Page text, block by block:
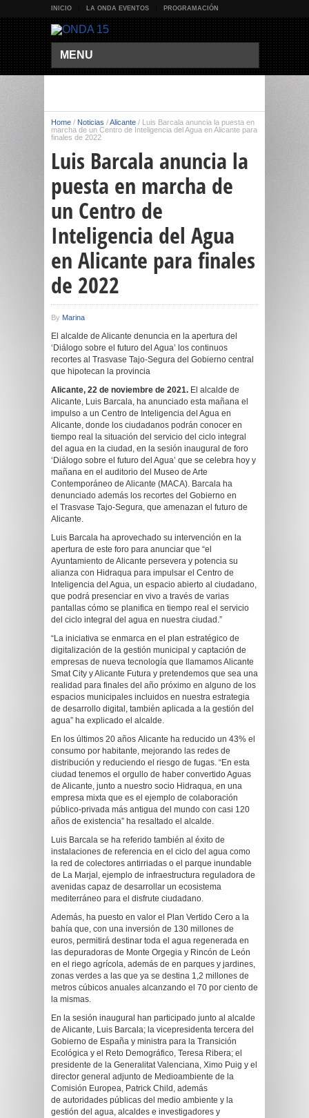
INICIO LA ONDA EVENTOS PROGRAMACIÓN
MENU
Home / Noticias /Alicante / Luis Barcala anuncia la puesta en
marcha de un Centro de Inteligencia del Agua en Alicante para
finales de 2022
Luis Barcala anuncia la
puesta en marcha de
un Centro de
Inteligencia del Agua
en Alicante para finales
de 2022
By Marina
El alcalde de Alicante denuncia en la apertura del
‘Diálogo sobre el futuro del Agua’ los continuos
recortes al Trasvase Tajo-Segura del Gobierno central
que hipotecan la provincia
Alicante, 22 de noviembre de 2021. El alcalde de
Alicante, Luis Barcala, ha anunciado esta mañana el
impulso a un Centro de Inteligencia del Agua en
Alicante, donde los ciudadanos podrán conocer en
tiempo real la situación del servicio del ciclo integral
del agua en la ciudad, en la sesión inaugural de foro
‘Diálogo sobre el futuro del Agua’ que se celebra hoy y
mañana en el auditorio del Museo de Arte
Contemporáneo de Alicante (MACA). Barcala ha
denunciado además los recortes del Gobierno en
el Trasvase Tajo-Segura, que amenazan el futuro de
Alicante.
Luis Barcala ha aprovechado su intervención en la
apertura de este foro para anunciar que “el
Ayuntamiento de Alicante persevera y potencia su
alianza con Hidraqua para impulsar el Centro de
Inteligencia del Agua, un espacio abierto al ciudadano,
que podrá presenciar en vivo a través de varias
pantallas cómo se planifica en tiempo real el servicio
del ciclo integral del agua en nuestra ciudad.”
“La iniciativa se enmarca en el plan estratégico de
digitalización de la gestión municipal y captación de
empresas de nueva tecnología que llamamos Alicante
Smat City y Alicante Futura y pretendemos que sea una
realidad para finales del año próximo en alguno de los
espacios municipales incluidos en nuestra estrategia
de desarrollo digital, también aplicada a la gestión del
agua” ha explicado el alcalde.
En los últimos 20 años Alicante ha reducido un 43% el
consumo por habitante, mejorando las redes de
distribución y reduciendo el riesgo de fugas. “En esta
ciudad tenemos el orgullo de haber convertido Aguas
de Alicante, junto a nuestro socio Hidraqua, en una
empresa mixta que es el ejemplo de colaboración
público-privada más antigua del mundo con casi 120
años de existencia” ha resaltado el alcalde.
Luis Barcala se ha referido también al éxito de
instalaciones de referencia en el ciclo del agua como
la red de colectores antirriadas o el parque inundable
de La Marjal, ejemplo de infraestructura reguladora de
avenidas capaz de desarrollar un ecosistema
mediterráneo para el disfrute ciudadano.
Además, ha puesto en valor el Plan Vertido Cero a la
bahía que, con una inversión de 130 millones de
euros, permitirá destinar toda el agua regenerada en
las depuradoras de Monte Orgegia y Rincón de León
en el riego agrícola, además de en parques y jardines,
zonas verdes a las que ya se destina 1,2 millones de
metros cúbicos anuales alcanzando el 70 por ciento de
la mismas.
En la sesión inaugural han participado junto al alcalde
de Alicante, Luis Barcala; la vicepresidenta tercera del
Gobierno de España y ministra para la Transición
Ecológica y el Reto Demográfico, Teresa Ribera; el
presidente de la Generalitat Valenciana, Ximo Puig y el
director general adjunto de Medioambiente de la
Comisión Europea, Patrick Child, además
de autoridades públicas del medio ambiente y la
gestión del agua, alcaldes e investigadores y